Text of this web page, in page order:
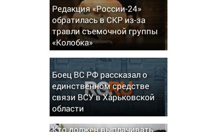
Редакция «России-24»
обратилась в СКР из-за
травли съемочной группы
«Колобка»
Боец ВС РФ рассказал о
единственном средстве
связи ВСУ в Харьковской
области
Кто должен выплачивать